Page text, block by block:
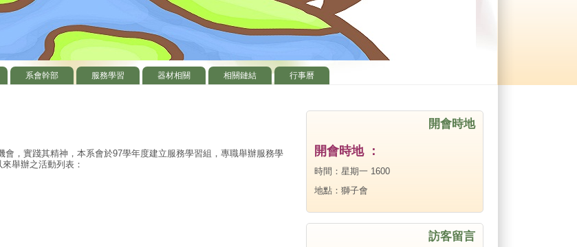
系會幹部 服務學習 器材相關 相關鏈結 行事曆
會，實踐其精神，本系會於97學年度建立服務學習組，專職舉辦服務學
舉辦之活動列表：
開會時地
開會時地 ：
時間：星期一 1600
地點：獅子會
訪客留言